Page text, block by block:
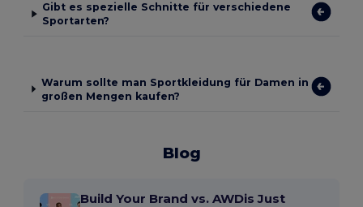
Gibt es spezielle Schnitte für verschiedene
Sportarten?
Warum sollte man Sportkleidung für Damen in
großen Mengen kaufen?
Blog
Build Your Brand vs. AWDis Just